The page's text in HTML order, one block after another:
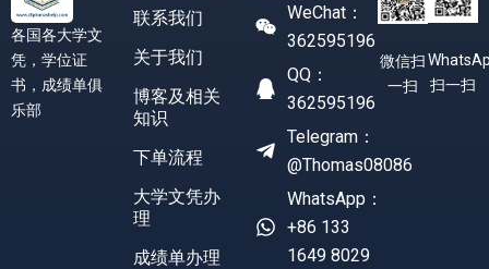
各国各大学文
凭，学位证
书，成绩单俱
乐部
联系我们
关于我们
博客及相关
知识
下单流程
大学文凭办
理
成绩单办理
WeChat：
362595196
QQ：
362595196
Telegram：
@Thomas08086
WhatsApp：
+86 133
1649 8029
微信扫
一扫
扫一扫